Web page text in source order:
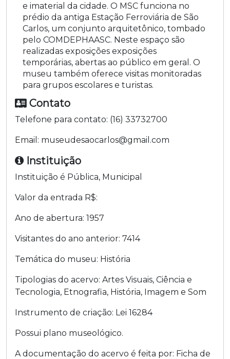
e imaterial da cidade. O MSC funciona no
prédio da antiga Estação Ferroviária de São
Carlos, um conjunto arquitetônico, tombado
pelo COMDEPHAASC. Neste espaço são
realizadas exposições exposições
temporárias, abertas ao público em geral. O
museu também oferece visitas monitoradas
para grupos escolares e turistas.
Contato
Telefone para contato: (16) 33732700
Email: museudesaocarlos@gmail.com
Instituição
Instituição é Pública, Municipal
Valor da entrada R$:
Ano de abertura: 1957
Visitantes do ano anterior: 7414
Temática do museu: História
Tipologias do acervo: Artes Visuais, Ciência e
Tecnologia, Etnografia, História, Imagem e Som
Instrumento de criação: Lei 16284
Possui plano museológico.
A documentação do acervo é feita por: Ficha de